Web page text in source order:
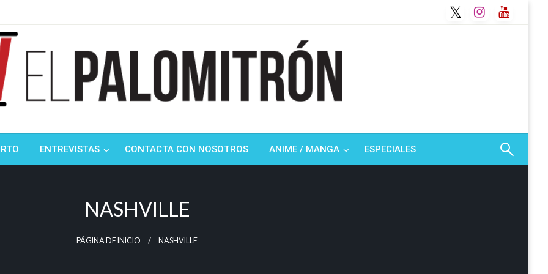
ENTREVISTAS CONTACTA CON NOSOTROS ANIME / MANGA ESPECIALES
NASHVILLE
PÁGINA DE INICIO NASHVILLE